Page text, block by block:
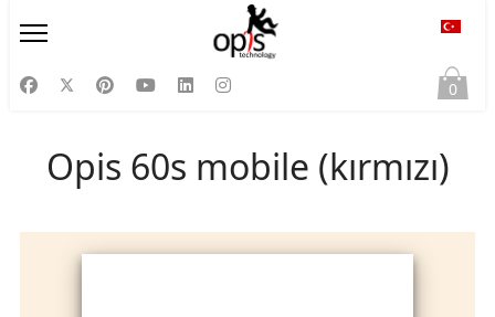
0
Opis 60s mobile (kırmızı)